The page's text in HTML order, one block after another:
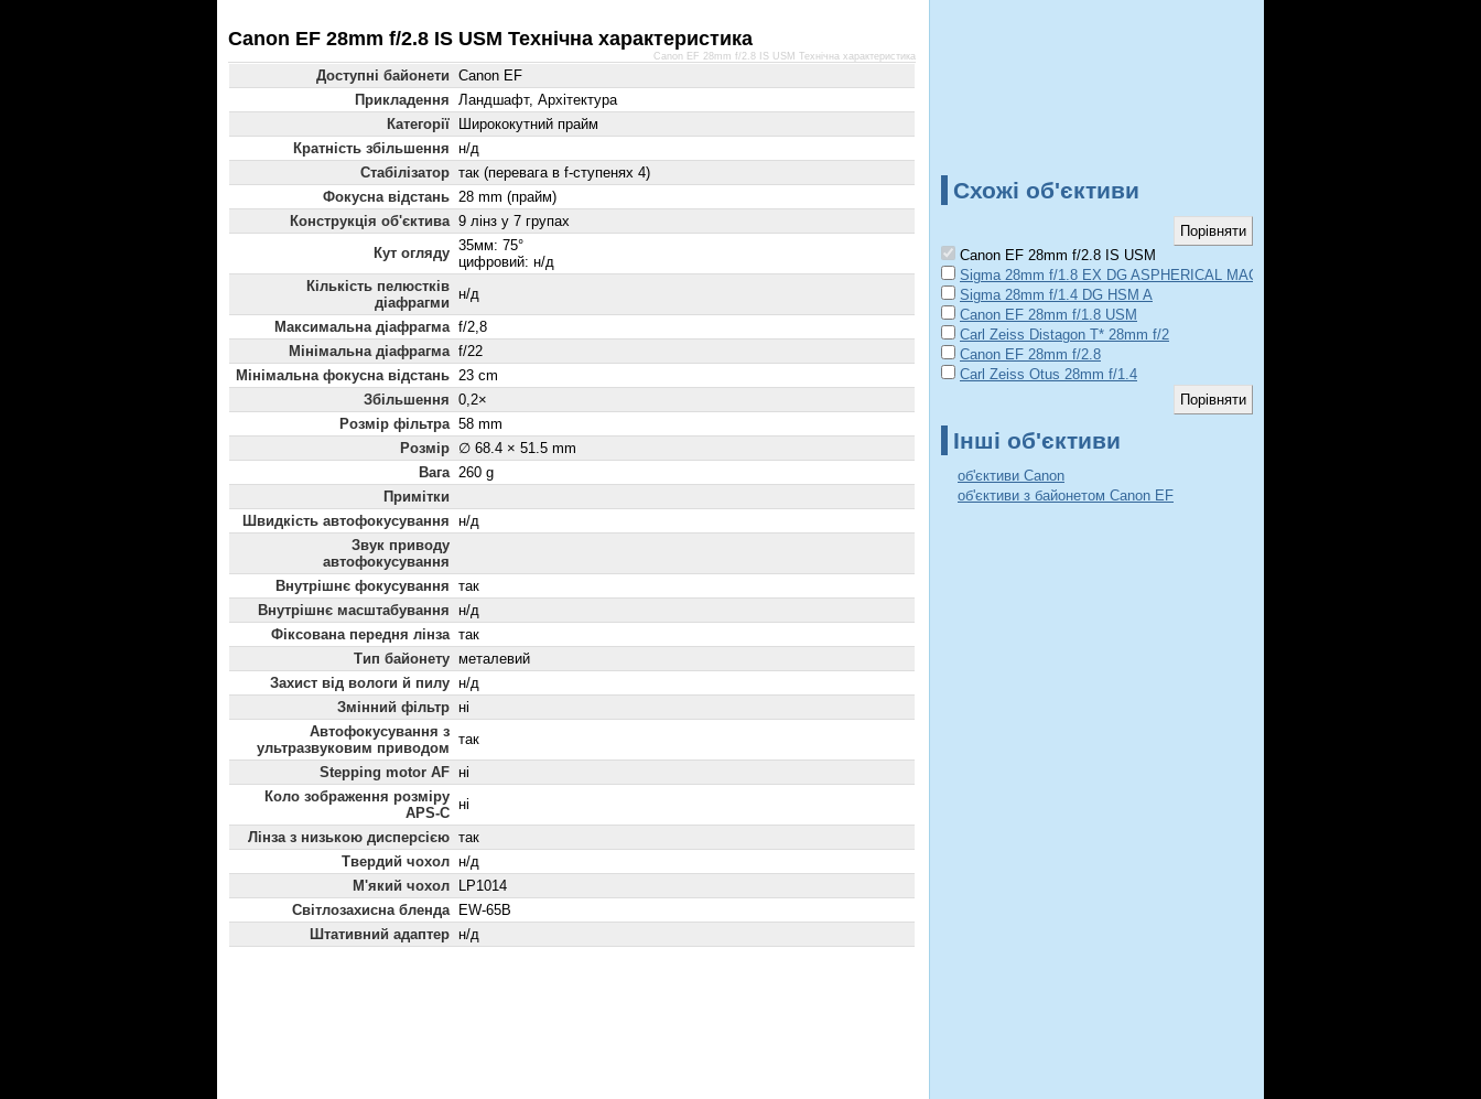
Canon EF 28mm f/2.8 IS USM Технічнa характеристикa
Доступні байонети Canon EF
Прикладення Ландшафт, Архітектура
Категорії
Ширококутний прайм
Кратність збільшення н/д
Стабілізатор так (перевага в f-ступенях 4)
Фокусна відстань 28 mm (прайм)
Конструкція об'єктива 9 лінз у 7 групах
Кут огляду 35мм: 75°
цифровий: н/д
Кількість пелюстків
діафрагми
н/д
Максимальна діафрагма f/2,8
Мінімальна діафрагма f/22
Мінімальна фокусна відстань 23 cm
Збільшення 0,2×
Розмір фільтра 58 mm
Розмір ∅ 68.4 × 51.5 mm
Вага 260 g
Примітки
Швидкість автофокусування н/д
Звук приводу
автофокусування
Внутрішнє фокусування так
Внутрішнє масштабування
н/д
Фіксована передня лінза так
Тип байонету металевий
Захист від вологи й пилу н/д
Змінний фільтр ні
Автофокусування з
ультразвуковим приводом
так
Stepping motor AF ні
Коло зображення розміру
APS-C
ні
Лінза з низькою дисперсією так
Твердий чохол н/д
М'який чохол
LP1014
Світлозахисна бленда
EW-65B
Штативний адаптер н/д
Canon EF 28mm f/2.8 IS USM Технічнa характеристикa
Схожі об'єктиви
Canon EF 28mm f/2.8 IS USM
Sigma 28mm f/1.8 EX DG ASPHERICAL MACRO
Sigma 28mm f/1.4 DG HSM A
Canon EF 28mm f/1.8 USM
Carl Zeiss Distagon T* 28mm f/2
Canon EF 28mm f/2.8
Carl Zeiss Otus 28mm f/1.4
Інші об'єктиви
об'єктиви Canon
об'єктиви з байонетом Canon EF